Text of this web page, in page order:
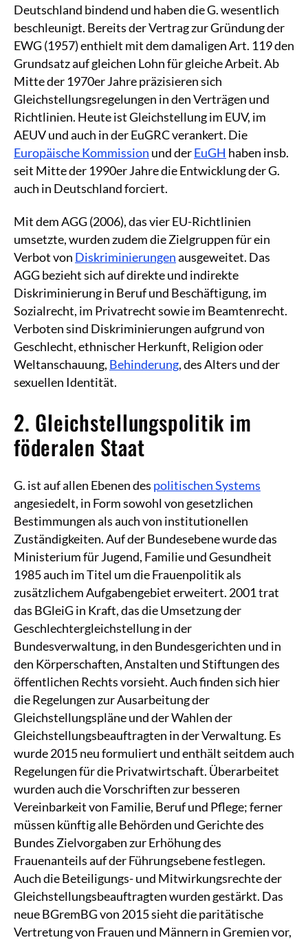
Deutschland bindend und haben die G. wesentlich
beschleunigt. Bereits der Vertrag zur Gründung der
EWG (1957) enthielt mit dem damaligen Art. 119 den
Grundsatz auf gleichen Lohn für gleiche Arbeit. Ab
Mitte der 1970er Jahre präzisieren sich
Gleichstellungsregelungen in den Verträgen und
Richtlinien. Heute ist Gleichstellung im EUV, im
AEUV und auch in der EuGRC verankert. Die
Europäische Kommission und derEuGH haben insb.
seit Mitte der 1990er Jahre die Entwicklung der G.
auch in Deutschland forciert.
Mit dem AGG (2006), das vier EU-Richtlinien
umsetzte, wurden zudem die Zielgruppen für ein
Verbot von Diskriminierungenausgeweitet. Das
AGG bezieht sich auf direkte und indirekte
Diskriminierung in Beruf und Beschäftigung, im
Sozialrecht, im Privatrecht sowie im Beamtenrecht.
Verboten sind Diskriminierungen aufgrund von
Geschlecht, ethnischer Herkunft, Religion oder
Weltanschauung, Behinderung, des Alters und der
sexuellen Identität.
2. Gleichstellungspolitik im
föderalen Staat
G. ist auf allen Ebenen des politischen Systems
angesiedelt, in Form sowohl von gesetzlichen
Bestimmungen als auch von institutionellen
Zuständigkeiten. Auf der Bundesebene wurde das
Ministerium für Jugend, Familie und Gesundheit
1985 auch im Titel um die Frauenpolitik als
zusätzlichem Aufgabengebiet erweitert. 2001 trat
das BGleiG in Kraft, das die Umsetzung der
Geschlechtergleichstellung in der
Bundesverwaltung, in den Bundesgerichten und in
den Körperschaften, Anstalten und Stiftungen des
öffentlichen Rechts vorsieht. Auch finden sich hier
die Regelungen zur Ausarbeitung der
Gleichstellungspläne und der Wahlen der
Gleichstellungsbeauftragten in der Verwaltung. Es
wurde 2015 neu formuliert und enthält seitdem auch
Regelungen für die Privatwirtschaft. Überarbeitet
wurden auch die Vorschriften zur besseren
Vereinbarkeit von Familie, Beruf und Pflege; ferner
müssen künftig alle Behörden und Gerichte des
Bundes Zielvorgaben zur Erhöhung des
Frauenanteils auf der Führungsebene festlegen.
Auch die Beteiligungs- und Mitwirkungsrechte der
Gleichstellungsbeauftragten wurden gestärkt. Das
neue BGremBG von 2015 sieht die paritätische
Vertretung von Frauen und Männern in Gremien vor,